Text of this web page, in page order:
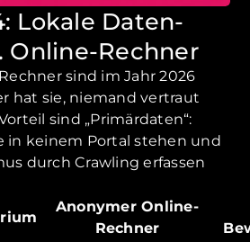
Lokale Daten-
Online-Rechner
sind im Jahr 2026
hat sie, niemand vertraut
sind „Primärdaten“:
in keinem Portal stehen und
durch Crawling erfassen
Anonymer Online-
Rechner